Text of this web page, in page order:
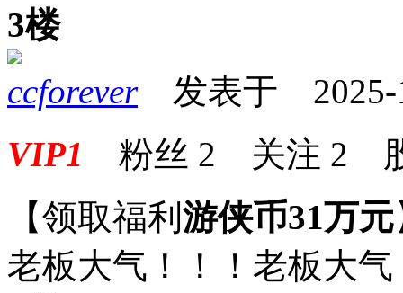
3楼
ccforever发表于 2025-
VIP1 粉丝 2 关注 2
【领取福利 游侠币31万元
老板大气！！！老板大气